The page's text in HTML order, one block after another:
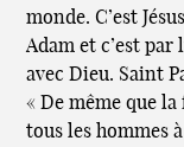
monde. C’est
Adam et c’est
avec Dieu. Saint
« De même que
tous les hommes